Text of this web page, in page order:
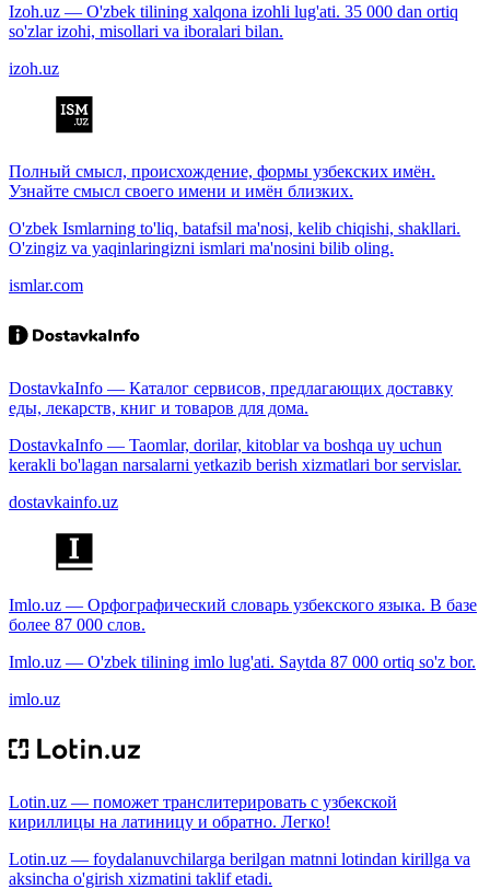
Izoh.uz — O'zbek tilining xalqona izohli lug'ati. 35 000 dan ortiq
so'zlar izohi, misollari va iboralari bilan.
izoh.uz
Полный смысл, происхождение, формы узбекских имён.
Узнайте смысл своего имени и имён близких.
O'zbek Ismlarning to'liq, batafsil ma'nosi, kelib chiqishi, shakllari.
O'zingiz va yaqinlaringizni ismlari ma'nosini bilib oling.
ismlar.com
DostavkaInfo — Каталог сервисов, предлагающих доставку
еды, лекарств, книг и товаров для дома.
DostavkaInfo — Taomlar, dorilar, kitoblar va boshqa uy uchun
kerakli bo'lagan narsalarni yetkazib berish xizmatlari bor servislar.
dostavkainfo.uz
Imlo.uz — Орфографический словарь узбекского языка. В базе
более 87 000 слов.
Imlo.uz — O'zbek tilining imlo lug'ati. Saytda 87 000 ortiq so'z bor.
imlo.uz
Lotin.uz — поможет транслитерировать с узбекской
кириллицы на латиницу и обратно. Легко!
Lotin.uz — foydalanuvchilarga berilgan matnni lotindan kirillga va
aksincha o'girish xizmatini taklif etadi.